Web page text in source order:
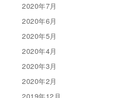
2020年7月
2020年6月
2020年5月
2020年4月
2020年3月
2020年2月
2019年12月